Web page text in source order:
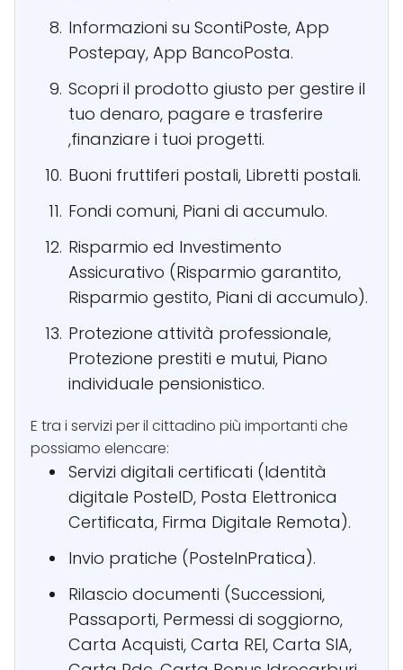
Informazioni su ScontiPoste, App
Postepay, App BancoPosta.
Scopri il prodotto giusto per gestire il
tuo denaro, pagare e trasferire
,finanziare i tuoi progetti.
Buoni fruttiferi postali, Libretti postali.
Fondi comuni, Piani di accumulo.
Risparmio ed Investimento
Assicurativo (Risparmio garantito,
Risparmio gestito, Piani di accumulo).
Protezione attività professionale,
Protezione prestiti e mutui, Piano
individuale pensionistico.
E tra i servizi per il cittadino più importanti che
possiamo elencare:
Servizi digitali certificati (Identità
digitale PosteID, Posta Elettronica
Certificata, Firma Digitale Remota).
Invio pratiche (PosteInPratica).
Rilascio documenti (Successioni,
Passaporti, Permessi di soggiorno,
Carta Acquisti, Carta REI, Carta SIA,